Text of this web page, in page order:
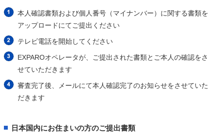
本人確認書類および個人番号（マイナンバー）に関する書類を
アップロードにてご提出ください
テレビ電話を開始してください
EXPAROオペレータが、ご提出された書類とご本人の確認をさ
せていただきます
審査完了後、メールにて本人確認完了のお知らせをさせていた
だきます
日本国内にお住まいの方のご提出書類